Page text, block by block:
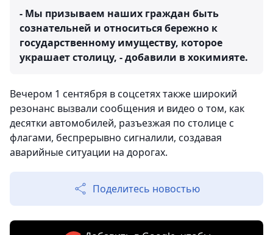
- Мы призываем наших граждан быть
сознательней и относиться бережно к
государственному имуществу, которое
украшает столицу, - добавили в хокимияте.
Вечером 1 сентября в соцсетях также широкий
резонанс вызвали сообщения и видео о том, как
десятки автомобилей, разъезжая по столице с
флагами, беспрерывно сигналили, создавая
аварийные ситуации на дорогах.
Поделитесь новостью